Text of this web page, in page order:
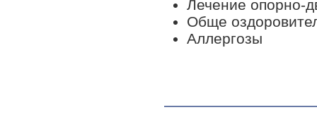
Лечение опорно-
Обще
Аллергозы